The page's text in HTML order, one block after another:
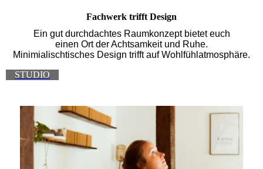
Fachwerk trifft Design
Ein gut durchdachtes Raumkonzept bietet euch
einen Ort der Achtsamkeit und Ruhe.
Minimialischtisches Design trifft auf Wohlfühlatmosphäre.
STUDIO